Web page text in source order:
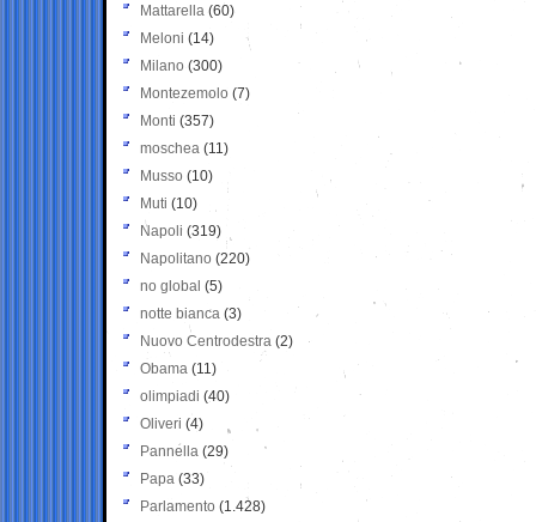
Mattarella (60)
Meloni (14)
Milano (300)
Montezemolo (7)
Monti (357)
moschea (11)
Musso (10)
Muti (10)
Napoli (319)
Napolitano (220)
no global (5)
notte bianca (3)
Nuovo Centrodestra (2)
Obama (11)
olimpiadi (40)
Oliveri (4)
Pannella (29)
Papa (33)
Parlamento (1.428)